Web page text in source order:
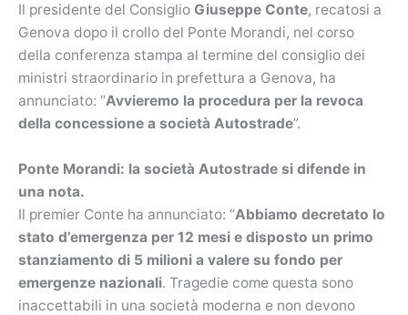
Il presidente del Consiglio Giuseppe Conte, recatosi a
Genova dopo il crollo del Ponte Morandi, nel corso
della conferenza stampa al termine del consiglio dei
ministri straordinario in prefettura a Genova, ha
annunciato: “Avvieremo la procedura per la revoca
della concessione a società Autostrade”.
Ponte Morandi: la società Autostrade si difende in
una nota.
Il premier Conte ha annunciato: “Abbiamo decretato lo
stato d’emergenza per 12 mesi e disposto un primo
stanziamento di 5 milioni a valere su fondo per
emergenze nazionali. Tragedie come questa sono
inaccettabili in una società moderna e non devono